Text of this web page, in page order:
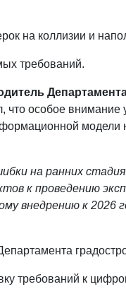
на коллизии и
требований.
что особое внимание
модели
на ранних
к проведению
внедрению к 2026
требований к